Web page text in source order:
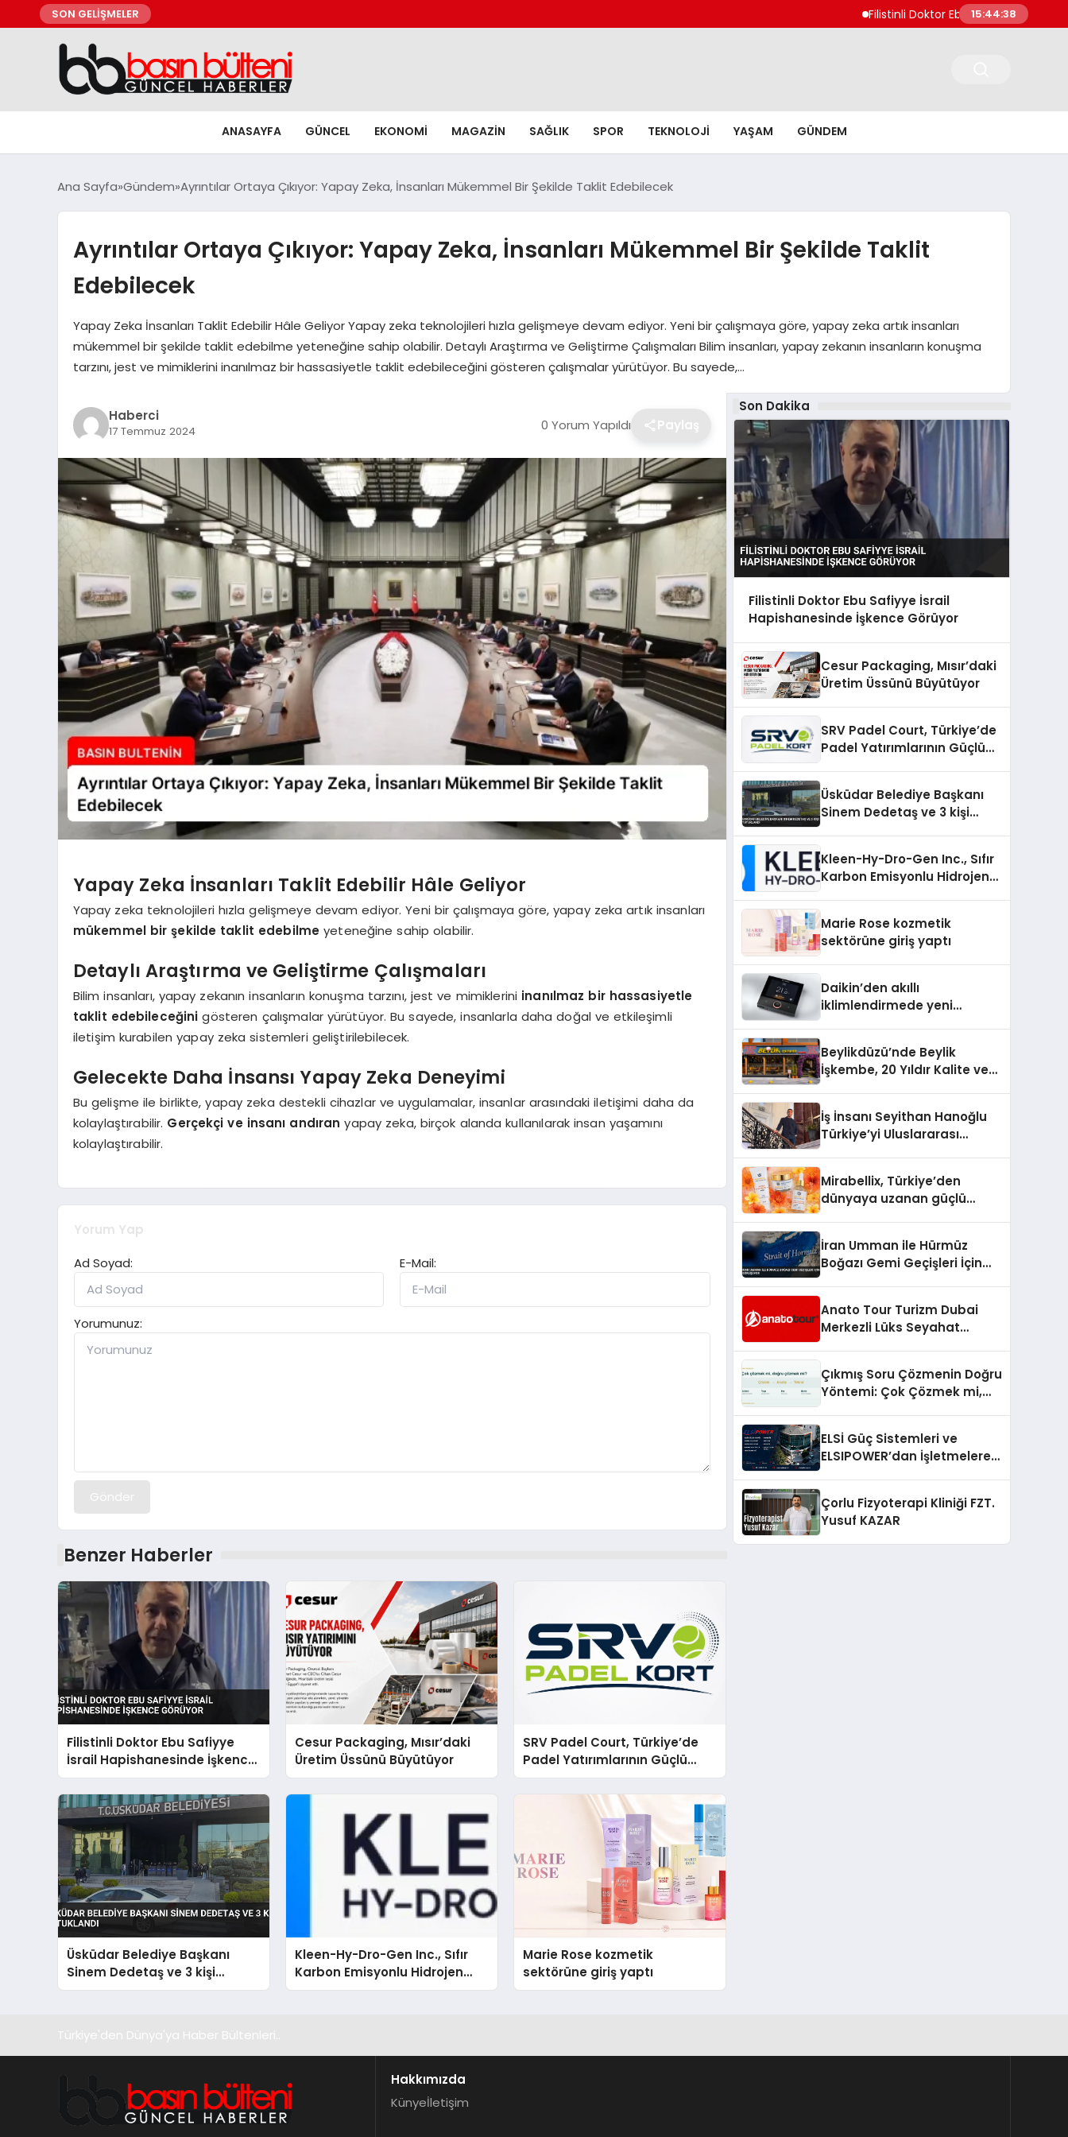
SON GELİŞMELER Filistinli Doktor Ebu Safiyye İsrail
15:44:39
ANASAYFA GÜNCEL EKONOMI MAGAZIN SAĞLIK SPOR TEKNOLOJI YAŞAM GÜNDEM
Ana Sayfa Gündem Ayrıntılar Ortaya Çıkıyor: Yapay Zeka, İnsanları Mükemmel Bir Şekilde Taklit Edebilecek
Ayrıntılar Ortaya Çıkıyor: Yapay Zeka, İnsanları Mükemmel Bir Şekilde Taklit
Edebilecek
Yapay Zeka İnsanları Taklit Edebilir Hâle Geliyor Yapay zeka teknolojileri hızla gelişmeye devam ediyor. Yeni bir çalışmaya göre, yapay zeka artık insanları
mükemmel bir şekilde taklit edebilme yeteneğine sahip olabilir. Detaylı Araştırma ve Geliştirme Çalışmaları Bilim insanları, yapay zekanın insanların konuşma
tarzını, jest ve mimiklerini inanılmaz bir hassasiyetle taklit edebileceğini gösteren çalışmalar yürütüyor. Bu sayede,…
Haberci
17 Temmuz 2024 0 Yorum Yapıldı Paylaş
Yapay Zeka İnsanları Taklit Edebilir Hâle Geliyor
Yapay zeka teknolojileri hızla gelişmeye devam ediyor. Yeni bir çalışmaya göre, yapay zeka artık insanları
mükemmel bir şekilde taklit edebilme yeteneğine sahip olabilir.
Detaylı Araştırma ve Geliştirme Çalışmaları
Bilim insanları, yapay zekanın insanların konuşma tarzını, jest ve mimiklerini inanılmaz bir hassasiyetle
taklit edebileceğini gösteren çalışmalar yürütüyor. Bu sayede, insanlarla daha doğal ve etkileşimli
iletişim kurabilen yapay zeka sistemleri geliştirilebilecek.
Gelecekte Daha İnsansı Yapay Zeka Deneyimi
Bu gelişme ile birlikte, yapay zeka destekli cihazlar ve uygulamalar, insanlar arasındaki iletişimi daha da
kolaylaştırabilir. Gerçekçi ve insanı andıran yapay zeka, birçok alanda kullanılarak insan yaşamını
kolaylaştırabilir.
Yorum Yap
Ad Soyad:
E-Mail:
Yorumunuz:
Gönder
Benzer Haberler
Filistinli Doktor Ebu Safiyye
İsrail Hapishanesinde İşkence
Görüyor
Cesur Packaging, Mısır’daki
Üretim Üssünü Büyütüyor
SRV Padel Court, Türkiye’de
Padel Yatırımlarının Güçlü
Markası Olmayı Sürdürüyor
Üsküdar Belediye Başkanı
Sinem Dedetaş ve 3 kişi
tutuklandı
Kleen-Hy-Dro-Gen Inc., Sıfır
Karbon Emisyonlu Hidrojen
Isıtma Teknolojisinde ISO ve
Marie Rose kozmetik
sektörüne giriş yaptı
Son Dakika
Filistinli Doktor Ebu Safiyye İsrail
Hapishanesinde İşkence Görüyor
Cesur Packaging, Mısır’daki
Üretim Üssünü Büyütüyor
SRV Padel Court, Türkiye’de
Padel Yatırımlarının Güçlü
Üsküdar Belediye Başkanı
Sinem Dedetaş ve 3 kişi
Kleen-Hy-Dro-Gen Inc., Sıfır
Karbon Emisyonlu Hidrojen
Aldı
Marie Rose kozmetik
sektörüne giriş yaptı
Daikin’den akıllı
iklimlendirmede yeni
Beylikdüzü’nde Beylik
İşkembe, 20 Yıldır Kalite ve
İş İnsanı Seyithan Hanoğlu
Türkiye’yi Uluslararası
Mirabellix, Türkiye’den
dünyaya uzanan güçlü
İran Umman ile Hürmüz
Boğazı Gemi Geçişleri İçin
Anato Tour Turizm Dubai
Merkezli Lüks Seyahat
Çıkmış Soru Çözmenin Doğru
Yöntemi: Çok Çözmek mi,
ELSİ Güç Sistemleri ve
ELSIPOWER’dan İşletmelere
Çorlu Fizyoterapi Kliniği FZT.
Yusuf KAZAR
Türkiye'den Dünya'ya Haber Bültenleri..
Hakkımızda
Künyeİletişim